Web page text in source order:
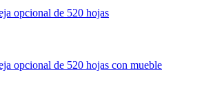
opcional de 520 hojas
opcional de 520 hojas con mueble